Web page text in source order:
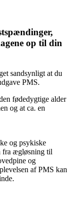
op til din
sandsynligt at du
PMS.
fødedygtige alder
og at ca. en
og psykiske
fra ægløsning til
og
af PMS kan